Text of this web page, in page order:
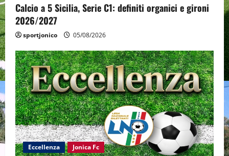
Calcio a 5 Sicilia, Serie C1: definiti organici e gironi
2026/2027
sportjonico 05/08/2026
Eccellenza Jonica Fc